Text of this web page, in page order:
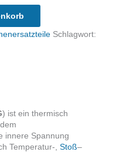
Schlagwort:
) ist ein thermisch
dem
innere Spannung
Temperatur-, Stoß–